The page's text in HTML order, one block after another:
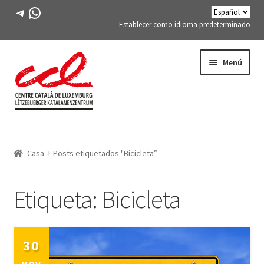
Telegrama
WhatsApp
Establecer como idioma predeterminado
la
navegación
al
contenido
Menú
ACTIVIDADES
CURSOS
LIBRO
Casa Posts etiquetados "Bicicleta”
Etiqueta: Bicicleta
30